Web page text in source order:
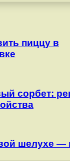
пиццу в
сорбет:
шелухе —